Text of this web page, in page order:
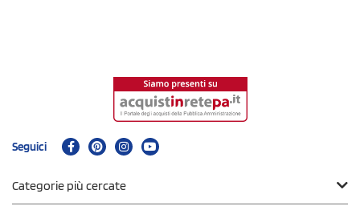
Seguici
Categorie più cercate